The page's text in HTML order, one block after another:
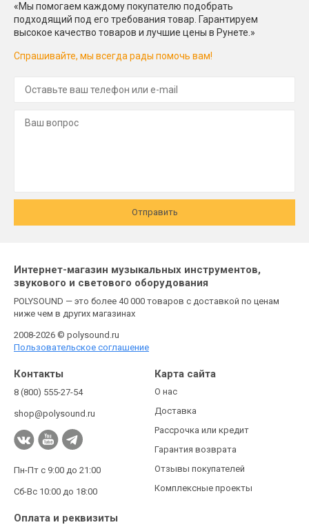
«Мы помогаем каждому покупателю подобрать
подходящий под его требования товар. Гарантируем
высокое качество товаров и лучшие цены в Рунете.»
Спрашивайте, мы всегда рады помочь вам!
Отправить
Интернет-магазин музыкальных инструментов,
звукового и светового оборудования
POLYSOUND — это более 40 000 товаров с доставкой по ценам
ниже чем в других магазинах
2008-2026 © polysound.ru
Пользовательское соглашение
Контакты
8 (800) 555-27-54
shop@polysound.ru
Пн-Пт с 9:00 до 21:00
Сб-Вс 10:00 до 18:00
Карта сайта
О нас
Доставка
Рассрочка или кредит
Гарантия возврата
Отзывы покупателей
Комплексные проекты
Оплата и реквизиты